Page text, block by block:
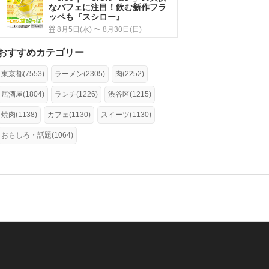
なパフェに注目！飲む新作フラ
ッペも『スシロー』
8月5日(水) 〜 8月30日(日)
すすめカテゴリー
東京都(7553) ラーメン(2305) 肉(2252)
居酒屋(1804) ランチ(1226) 渋谷区(1215)
焼肉(1138) カフェ(1130) スイーツ(1130)
おもしろ・話題(1064)